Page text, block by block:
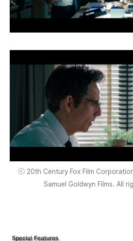
ⓒ 20th Century Fox Film
Samuel Goldwyn Films. All